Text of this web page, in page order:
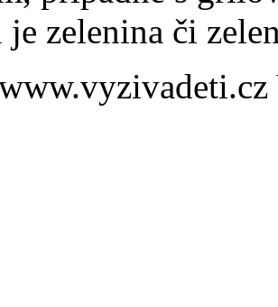
zelenina či